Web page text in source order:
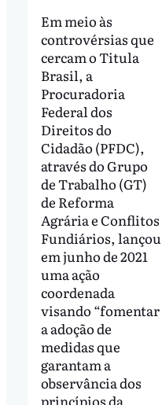
Em meio às
controvérsias que
cercam o Titula
Brasil, a
Procuradoria
Federal dos
Direitos do
Cidadão (PFDC),
através do Grupo
de Trabalho (GT)
de Reforma
Agrária e Conflitos
Fundiários, lançou
em junho de 2021
uma ação
coordenada
visando “fomentar
a adoção de
medidas que
garantam a
observância dos
princípios da